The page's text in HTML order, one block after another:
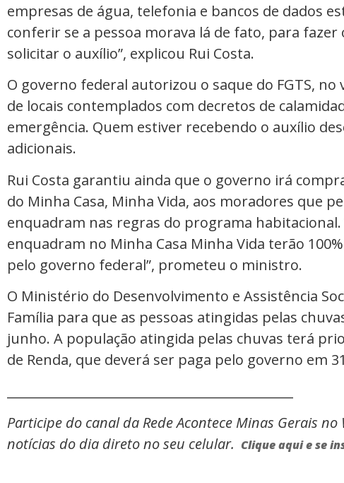
empresas de água, telefonia e bancos de dados
conferir se a pessoa morava lá de fato, para
solicitar o auxílio”, explicou Rui Costa.
O governo federal autorizou o saque do FGTS, no
de locais contemplados com decretos de
emergência. Quem estiver recebendo o auxílio
adicionais.
Rui Costa garantiu ainda que o governo irá
do Minha Casa, Minha Vida, aos moradores que
enquadram nas regras do programa habitacional.
enquadram no Minha Casa Minha Vida terão
pelo governo federal”, prometeu o ministro.
O Ministério do Desenvolvimento e Assistência
Família para que as pessoas atingidas pelas
junho. A população atingida pelas chuvas terá
de Renda, que deverá ser paga pelo governo em
Participe do canal da Rede Acontece Minas Gerais
notícias do dia direto no seu celular. Clique aqui e se